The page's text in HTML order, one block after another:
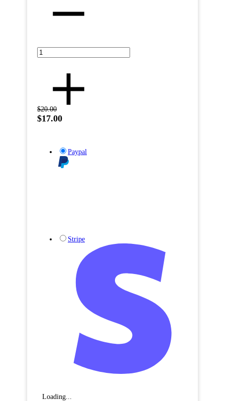
$20.00
$17.00
Paypal
Stripe
Loading...